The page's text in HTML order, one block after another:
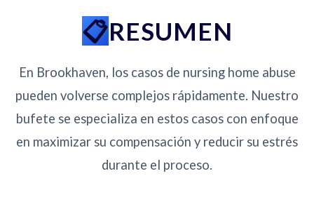
RESUMEN
En Brookhaven, los casos de nursing home abuse
pueden volverse complejos rápidamente. Nuestro
bufete se especializa en estos casos con enfoque
en maximizar su compensación y reducir su estrés
durante el proceso.